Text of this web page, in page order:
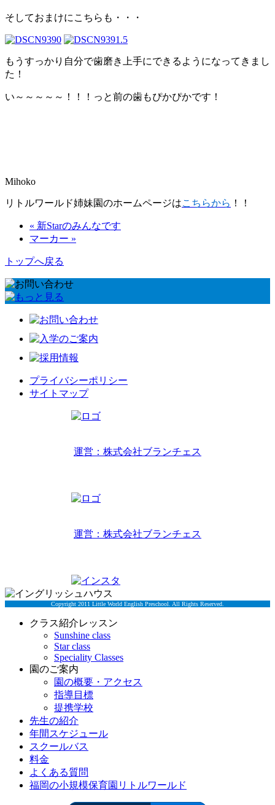
そしておまけにこちらも・・・
もうすっかり自分で歯磨き上手にできるようになってきまし
た！
い～～～～～！！！っと前の歯もぴかぴかです！
Mihoko
リトルワールド姉妹園のホームページはこちらから ！！
« 新Starのみんなです
マーカー »
トップへ戻る
プライバシーポリシー
サイトマップ
運営：株式会社ブランチェス
運営：株式会社ブランチェス
Copyright 2011 Little World English Preschool. All Rights Reserved.
クラス紹介レッスン
Sunshine class
Star class
Speciality Classes
園のご案内
園の概要・アクセス
指導目標
提携学校
先生の紹介
年間スケジュール
スクールバス
料金
よくある質問
福岡の小規模保育園リトルワールド